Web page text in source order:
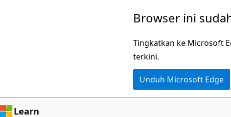
Browser ini
Tingkatkan ke Microsoft
terkini.
Unduh Microsoft Edge
Learn